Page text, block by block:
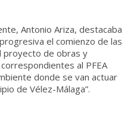
Antonio Ariza, destacaba
el comienzo de las
proyecto de obras y
al PFEA
donde se van actuar
de Vélez-Málaga”.